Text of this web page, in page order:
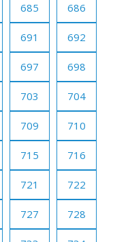
685 686
691 692
697 698
703 704
709 710
715 716
721 722
727 728